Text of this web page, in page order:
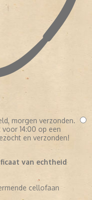
morgen verzonden.
14:00 op een
en verzonden!
van echtheid
cellofaan